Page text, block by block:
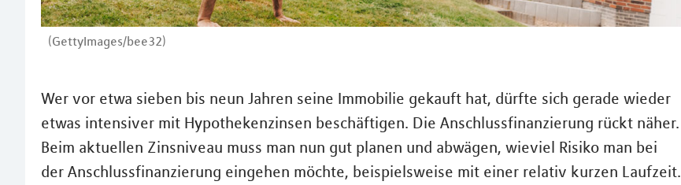
(GettyImages/bee32)
Wer vor etwa sieben bis neun Jahren seine Immobilie gekauft hat, dürfte sich gerade wieder
etwas intensiver mit Hypothekenzinsen beschäftigen. Die Anschlussﬁnanzierung rückt näher.
Beim aktuellen Zinsniveau muss man nun gut planen und abwägen, wieviel Risiko man bei
der Anschlussfinanzierung eingehen möchte, beispielsweise mit einer relativ kurzen Laufzeit.